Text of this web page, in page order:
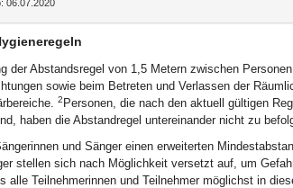
06.07.2020
der Abstandsregel von 1,5 Metern zwischen
sowie beim Betreten und Verlassen der
2 Personen, die nach den aktuell gültigen
haben die Abstandregel untereinander nicht zu
und Sänger einen erweiterten
stellen sich nach Möglichkeit versetzt auf, um
alle Teilnehmerinnen und Teilnehmer möglichst in